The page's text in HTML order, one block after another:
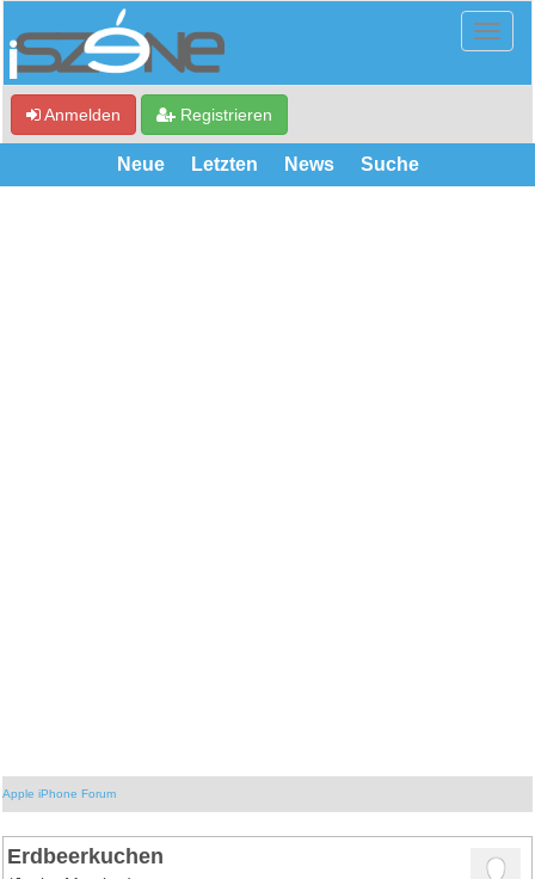
Anmelden Registrieren
Neue Letzten News Suche
Apple iPhone Forum
Erdbeerkuchen